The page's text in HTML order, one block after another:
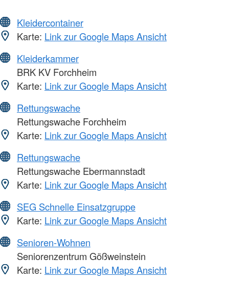
Kleidercontainer
Karte: Link zur Google Maps Ansicht
Kleiderkammer
BRK KV Forchheim
Karte: Link zur Google Maps Ansicht
Rettungswache
Rettungswache Forchheim
Karte: Link zur Google Maps Ansicht
Rettungswache
Rettungswache Ebermannstadt
Karte: Link zur Google Maps Ansicht
SEG Schnelle Einsatzgruppe
Karte: Link zur Google Maps Ansicht
Senioren-Wohnen
Seniorenzentrum Gößweinstein
Karte: Link zur Google Maps Ansicht